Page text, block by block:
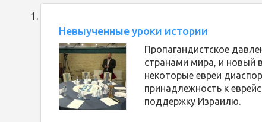
Невыученные уроки истории
Пропагандистское
странами мира, и новый
некоторые евреи
принадлежность к
поддержку Израилю.